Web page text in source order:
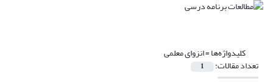
کلیدواژه‌ها =انزوای معلمی
تعداد مقالات: 1